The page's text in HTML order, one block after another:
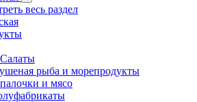
весь раздел
рыба и морепродукты
и мясо